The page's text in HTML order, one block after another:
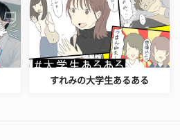
すれみの大学生あるある